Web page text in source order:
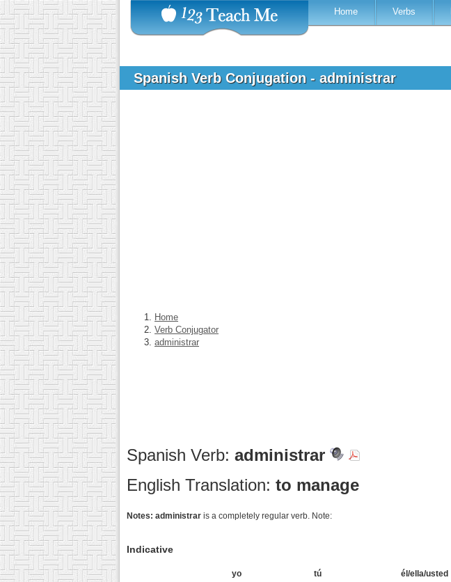
Home Verbs
Spanish Verb Conjugation - administrar
Home
Verb Conjugator
administrar
Spanish Verb: administrar
English Translation: to manage
Notes: administrar is a completely regular verb. Note:
Indicative
yo tú él/ella/usted